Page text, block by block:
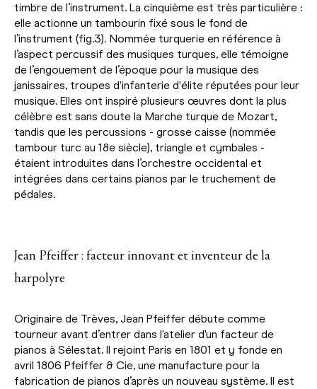
timbre de l’instrument. La cinquième est très particulière :
elle actionne un tambourin fixé sous le fond de
l’instrument (fig.3). Nommée turquerie en référence à
l’aspect percussif des musiques turques, elle témoigne
de l’engouement de l’époque pour la musique des
janissaires, troupes d'infanterie d'élite réputées pour leur
musique. Elles ont inspiré plusieurs œuvres dont la plus
célèbre est sans doute la Marche turque de Mozart,
tandis que les percussions - grosse caisse (nommée
tambour turc au 18e siècle), triangle et cymbales -
étaient introduites dans l’orchestre occidental et
intégrées dans certains pianos par le truchement de
pédales.
Jean Pfeiffer : facteur innovant et inventeur de la
harpolyre
Originaire de Trèves, Jean Pfeiffer débute comme
tourneur avant d’entrer dans l'atelier d'un facteur de
pianos à Sélestat. Il rejoint Paris en 1801 et y fonde en
avril 1806 Pfeiffer & Cie, une manufacture pour la
fabrication de pianos d’après un nouveau système. Il est